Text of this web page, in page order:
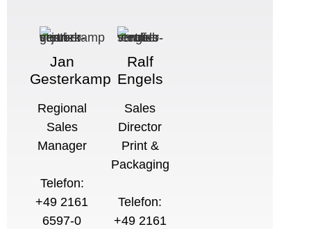
Jan
Gesterkamp
Regional
Sales
Manager
Telefon:
+49 2161
6597-0
Ralf
Engels
Sales
Director
Print &
Packaging
Telefon:
+49 2161